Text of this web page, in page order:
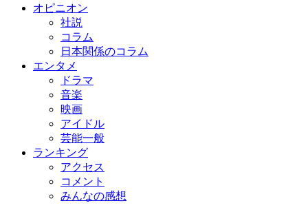
オピニオン
社説
コラム
日本関係のコラム
エンタメ
ドラマ
音楽
映画
アイドル
芸能一般
ランキング
アクセス
コメント
みんなの感想